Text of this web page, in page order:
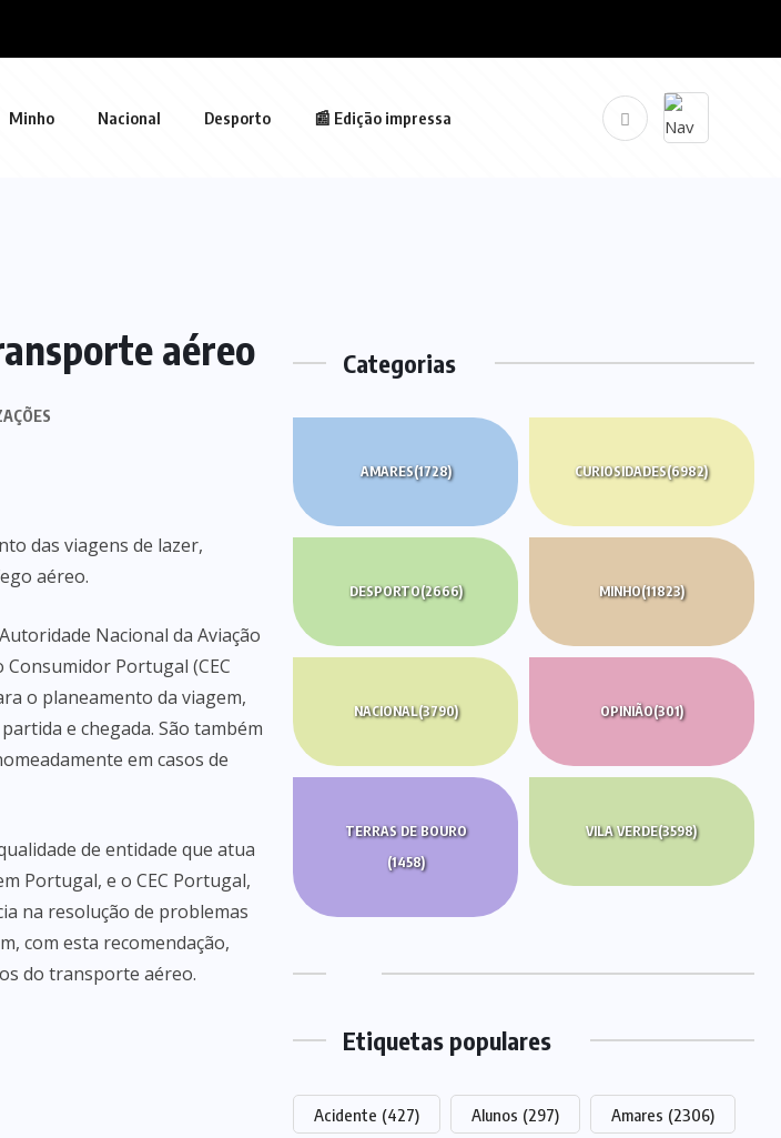
Minho Nacional Desporto 📰 Edição impressa
aéreo
das viagens de lazer,
aéreo.
Nacional da Aviação
Consumidor Portugal (CEC
o planeamento da viagem,
e chegada. São também
em casos de
de entidade que atua
Portugal, e o CEC Portugal,
na resolução de problemas
com esta recomendação,
do transporte aéreo.
Categorias
AMARES(1728) CURIOSIDADES(6982)
DESPORTO(2666) MINHO(11823)
NACIONAL(3790) OPINIÃO(301)
TERRAS DE BOURO
(1458)
VILA VERDE(3598)
Etiquetas populares
Acidente (427) Alunos (297) Amares (2306)